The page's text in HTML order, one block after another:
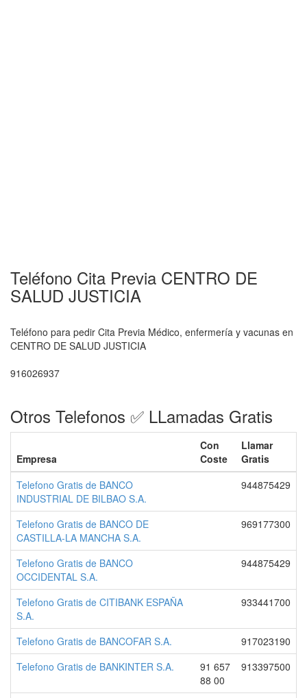
Teléfono Cita Previa CENTRO DE
SALUD JUSTICIA
Teléfono para pedir Cita Previa Médico, enfermería y vacunas en
CENTRO DE SALUD JUSTICIA
916026937
Otros Telefonos ✅ LLamadas Gratis
Empresa
Con
Coste
Llamar
Gratis
Telefono Gratis de BANCO
INDUSTRIAL DE BILBAO S.A.
944875429
Telefono Gratis de BANCO DE
CASTILLA-LA MANCHA S.A.
969177300
Telefono Gratis de BANCO
OCCIDENTAL S.A.
944875429
Telefono Gratis de CITIBANK ESPAÑA
S.A.
933441700
Telefono Gratis de BANCOFAR S.A.
917023190
Telefono Gratis de BANKINTER S.A.
91 657
88 00
913397500